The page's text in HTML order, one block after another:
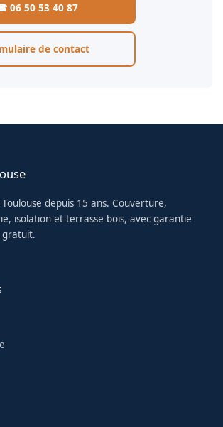
06 50 53 40 87
de contact
depuis 15 ans. Couverture,
isolation et terrasse bois, avec garantie
gratuit.